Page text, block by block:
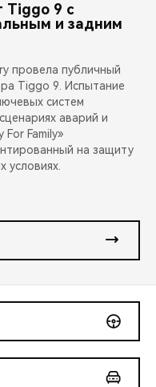
Tiggo 9 с
и задним
провела публичный
Tiggo 9. Испытание
систем
аварий и
Family»
на защиту
условиях.